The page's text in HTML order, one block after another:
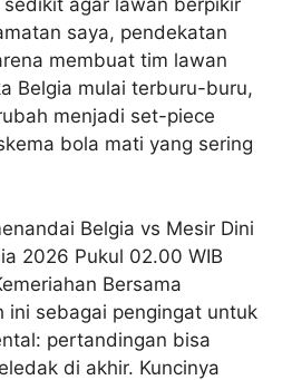
agar lawan berpikir
saya, pendekatan
membuat tim lawan
Belgia mulai terburu-buru,
menjadi set-piece
bola mati yang sering
Belgia vs Mesir Dini
2026 Pukul 02.00 WIB
Bersama
ini sebagai pengingat untuk
pertandingan bisa
di akhir. Kuncinya